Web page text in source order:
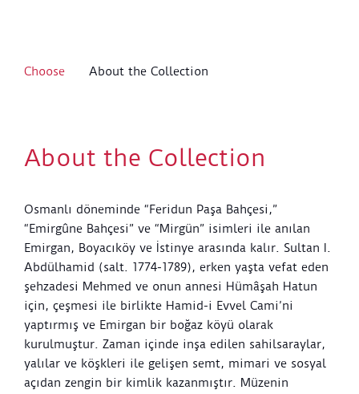
Choose About the Collection
About the Collection
Osmanlı döneminde “Feridun Paşa Bahçesi,”
“Emirgûne Bahçesi” ve “Mirgün” isimleri ile anılan
Emirgan, Boyacıköy ve İstinye arasında kalır. Sultan I.
Abdülhamid (salt. 1774-1789), erken yaşta vefat eden
şehzadesi Mehmed ve onun annesi Hümâşah Hatun
için, çeşmesi ile birlikte Hamid-i Evvel Cami’ni
yaptırmış ve Emirgan bir boğaz köyü olarak
kurulmuştur. Zaman içinde inşa edilen sahilsaraylar,
yalılar ve köşkleri ile gelişen semt, mimari ve sosyal
açıdan zengin bir kimlik kazanmıştır. Müzenin